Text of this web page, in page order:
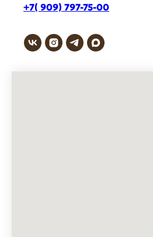
+7( 909) 797-75-00